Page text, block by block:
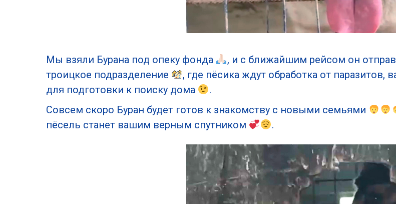
Мы взяли Бурана под опеку фонда
, и с ближайшим рейсом он
троицкое подразделение
, где пёсика ждут обработка от паразитов,
для подготовки к поиску дома
.
Совсем скоро Буран будет готов к знакомству с новыми семьями
пёсель станет вашим верным спутником
.